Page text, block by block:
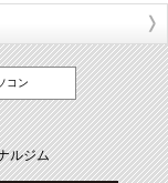
コン
ルジム